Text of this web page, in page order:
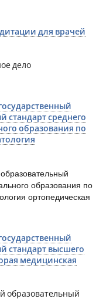
для врачей
дело
стандарт среднего
образования по
образования по
ортопедическая
стандарт высшего
медицинская
образовательный